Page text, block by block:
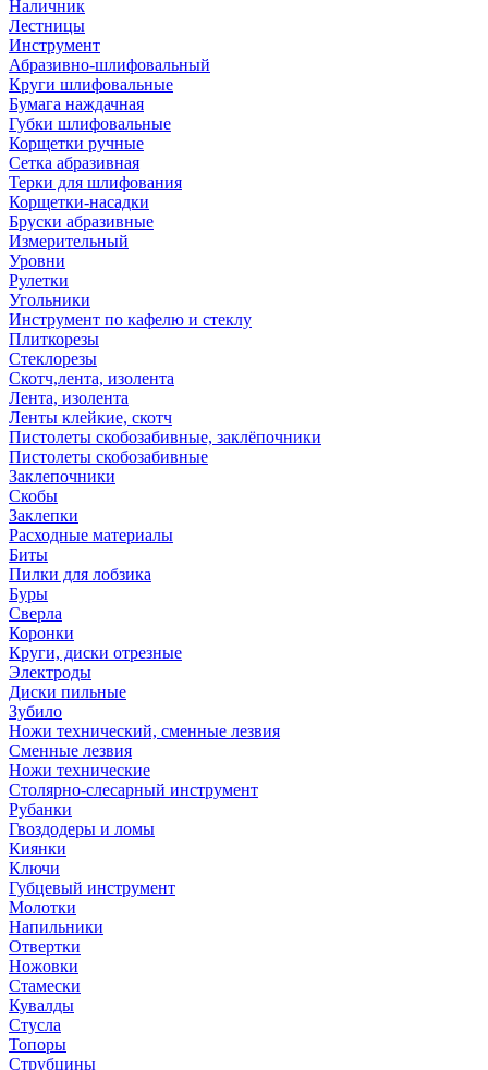
Наличник
Лестницы
Инструмент
Абразивно-шлифовальный
Круги шлифовальные
Бумага наждачная
Губки шлифовальные
Корщетки ручные
Сетка абразивная
Терки для шлифования
Корщетки-насадки
Бруски абразивные
Измерительный
Уровни
Рулетки
Угольники
Инструмент по кафелю и стеклу
Плиткорезы
Стеклорезы
Скотч,лента, изолента
Лента, изолента
Ленты клейкие, скотч
Пистолеты скобозабивные, заклёпочники
Пистолеты скобозабивные
Заклепочники
Скобы
Заклепки
Расходные материалы
Биты
Пилки для лобзика
Буры
Сверла
Коронки
Круги, диски отрезные
Электроды
Диски пильные
Зубило
Ножи технический, сменные лезвия
Сменные лезвия
Ножи технические
Столярно-слесарный инструмент
Рубанки
Гвоздодеры и ломы
Киянки
Ключи
Губцевый инструмент
Молотки
Напильники
Отвертки
Ножовки
Стамески
Кувалды
Стусла
Топоры
Струбцины